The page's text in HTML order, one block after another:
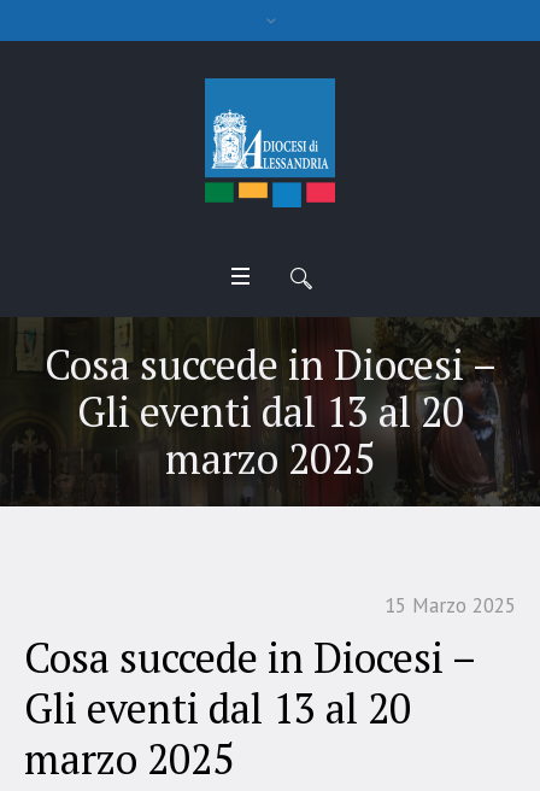
Cosa succede in Diocesi –
Gli eventi dal 13 al 20
marzo 2025
15 Marzo 2025
Cosa succede in Diocesi –
Gli eventi dal 13 al 20
marzo 2025